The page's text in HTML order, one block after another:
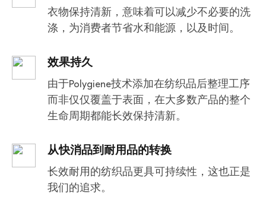
衣物保持清新，意味着可以减少不必要的洗
涤，为消费者节省水和能源，以及时间。
效果持久
由于Polygiene技术添加在纺织品后整理工序
而非仅仅覆盖于表面，在大多数产品的整个
生命周期都能长效保持清新。
从快消品到耐用品的转换
长效耐用的纺织品更具可持续性，这也正是
我们的追求。